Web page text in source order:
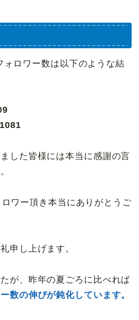
ロワー数は以下のような結
した皆様には本当に感謝の言
ワー頂き本当にありがとうご
申し上げます。
が、昨年の夏ごろに比べれば
数の伸びが鈍化しています。